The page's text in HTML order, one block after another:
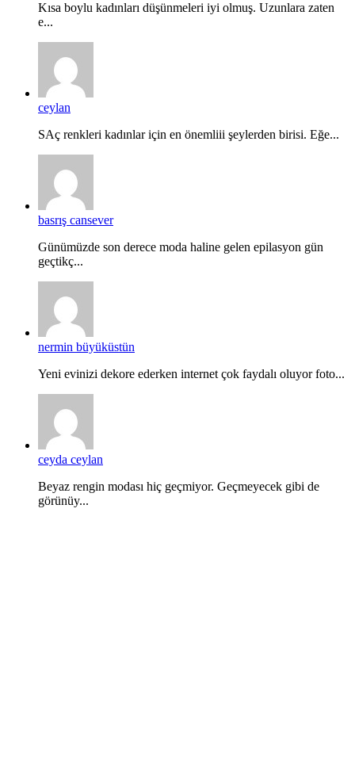
Kısa boylu kadınları düşünmeleri iyi olmuş. Uzunlara zaten
e...
ceylan
SAç renkleri kadınlar için en önemliii şeylerden birisi. Eğe...
basrış cansever
Günümüzde son derece moda haline gelen epilasyon gün
geçtikç...
nermin büyüküstün
Yeni evinizi dekore ederken internet çok faydalı oluyor foto...
ceyda ceylan
Beyaz rengin modası hiç geçmiyor. Geçmeyecek gibi de
görünüy...